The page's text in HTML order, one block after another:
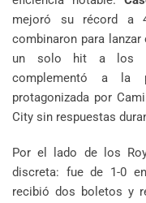
mejoró su récord
combinaron para
un solo hit a los
complementó a la
protagonizada por
City sin respuestas
Por el lado de los
discreta: fue de 1-0
recibió dos boletos y